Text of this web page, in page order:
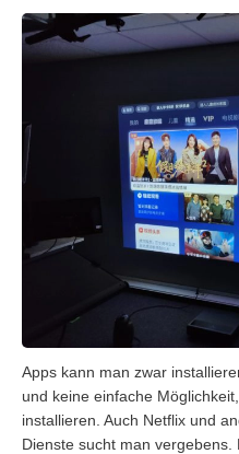
Apps kann man zwar
und keine einfache
installieren. Auch Netflix und
Dienste sucht man